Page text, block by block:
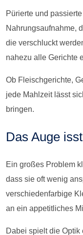
Pürierte und
Nahrungsaufnahme,
die verschluckt
nahezu alle Gerichte
Ob Fleischgerichte,
jede Mahlzeit lässt
bringen.
Das Auge
Ein großes Problem
dass sie oft wenig
verschiedenfarbige
an ein appetitliches
Dabei spielt die